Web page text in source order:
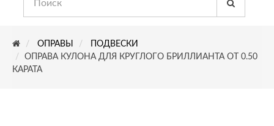
ОПРАВЫ
ПОДВЕСКИ
ОПРАВА КУЛОНА ДЛЯ КРУГЛОГО БРИЛЛИАНТА ОТ 0.50
КАРАТА